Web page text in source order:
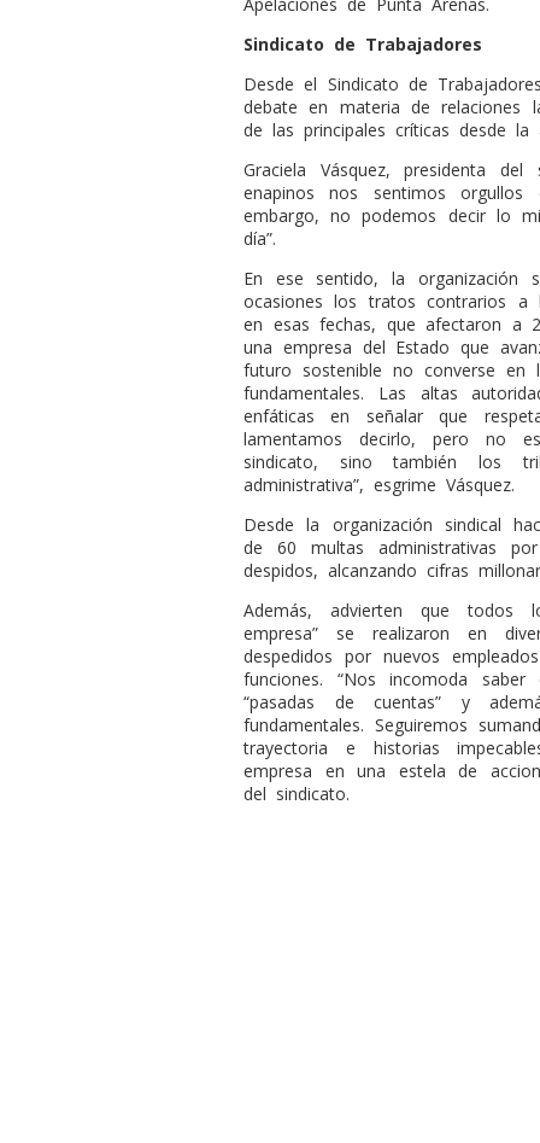
Sindicato de Trabajadores
Desde el Sindicato de
debate en materia de relaciones
de las principales críticas desde la
Graciela Vásquez, presidenta
enapinos nos sentimos
embargo, no podemos decir lo
día”.
En ese sentido, la organización
ocasiones los tratos contrarios a
en esas fechas, que afectaron a
una empresa del Estado que
futuro sostenible no converse en
fundamentales. Las altas
enfáticas en señalar que
lamentamos decirlo, pero
sindicato, sino también los
administrativa”, esgrime Vásquez.
Desde la organización sindical
de 60 multas administrativas
despidos, alcanzando cifras
Además, advierten que todos
empresa” se realizaron en
despedidos por nuevos
funciones. “Nos incomoda
“pasadas de cuentas” y
fundamentales. Seguiremos
trayectoria e historias
empresa en una estela de
del sindicato.